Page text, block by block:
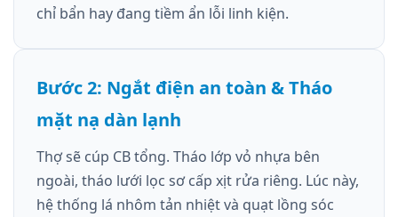
chỉ bẩn hay đang tiềm ẩn lỗi linh kiện.
Bước 2: Ngắt điện an toàn & Tháo
mặt nạ dàn lạnh
Thợ sẽ cúp CB tổng. Tháo lớp vỏ nhựa bên
ngoài, tháo lưới lọc sơ cấp xịt rửa riêng. Lúc này,
hệ thống lá nhôm tản nhiệt và quạt lồng sóc